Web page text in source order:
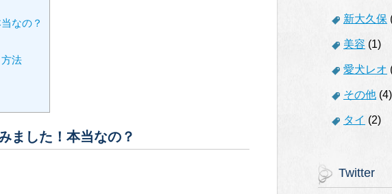
なの？
法
ました！本当なの？
新大久保
美容 (1)
愛犬レオ
その他 (4)
タイ (2)
Twitter